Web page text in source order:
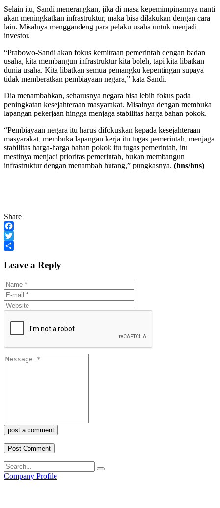
Selain itu, Sandi menerangkan, jika di masa kepemimpinannya nanti
akan meningkatkan infrastruktur, maka bisa dilakukan dengan cara
lain. Misalnya menggandeng para pelaku usaha untuk menjadi
investor.
“Prabowo-Sandi akan fokus kemitraan pemerintah dengan badan
usaha, kita membangun infrastruktur kita boleh, tapi kita libatkan
dunia usaha. Kita libatkan semua pemangku kepentingan supaya
tidak memberatkan pembiayaan negara,” kata Sandi.
Dia menambahkan, seharusnya negara bisa lebih fokus pada
peningkatan kesejahteraan masyarakat. Misalnya dengan membuka
lapangan pekerjaan hingga menjaga stabilitas harga bahan pokok.
“Pembiayaan negara itu harus difokuskan kepada kesejahteraan
masyarakat, membuka lapangan kerja itu tugas pemerintah, menjaga
stabilitas harga-harga bahan pokok itu tugas pemerintah, itu
mestinya menjadi prioritas pemerintah, bukan membangun
infrastruktur dengan menambah hutang,” pungkasnya. (hns/hns)
Share
Facebook
Twitter
Leave a Reply
post a comment
Company Profile